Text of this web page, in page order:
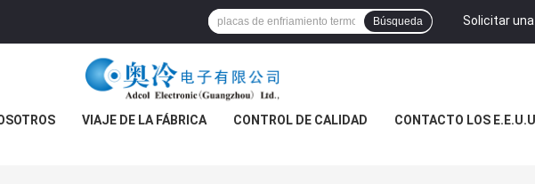
Solicitar
Búsqueda
VIAJE DE LA FÁBRICA CONTROL DE CALIDAD CONTACTO LOS